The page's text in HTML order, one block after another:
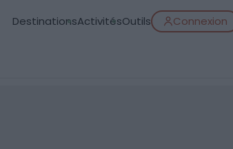
DestinationsActivitésOutils Connexion